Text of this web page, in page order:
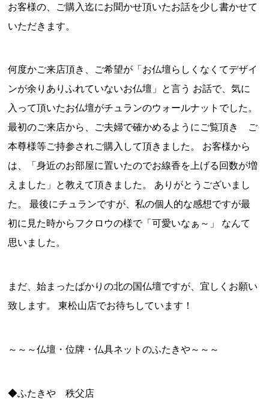
お客様の、ご購入迄にお聞かせ頂いたお話を少し書かせて
いただきます。
何度かご来店頂き、ご希望が「お仏壇らしくなくてデザイ
ンが余りありふれていないお仏壇」と言う お話で、気に
入って頂いたお仏壇がチュランのウォールナットでした。
最初のご来店から、ご夫婦で確かめるようにご覧頂き ご
本尊様等ご持参されご購入して頂きました。 お客様から
は、「身近のお部屋に置いたのでお線香を上げる回数が増
えました」と教えて頂きました。 ありがとうございまし
た。 最後にチュランですが、私の個人的な感想ですが最
初に見た時からフクロウの様で「可愛いなぁ～」 なんて
思いました。
まだ、始まったばかりの北の国仏壇ですが、宜しくお願い
致します。 東松山店でお待ちしています！
～～～仏壇・位牌・仏具ネットのふたきや～～～
◆ふたきや 秩父店